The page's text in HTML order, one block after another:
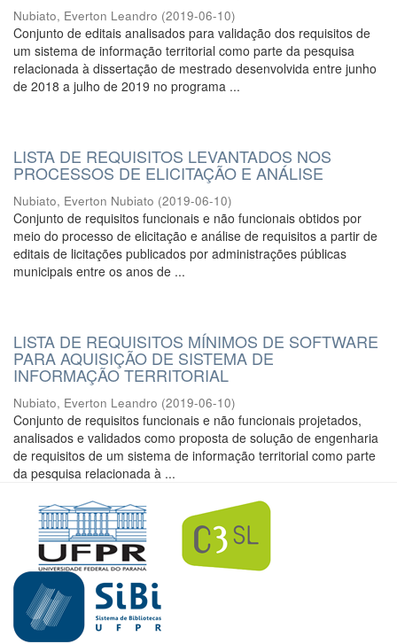
Nubiato, Everton Leandro (2019-06-10)
Conjunto de editais analisados para validação dos requisitos de
um sistema de informação territorial como parte da pesquisa
relacionada à dissertação de mestrado desenvolvida entre junho
de 2018 a julho de 2019 no programa ...
LISTA DE REQUISITOS LEVANTADOS NOS
PROCESSOS DE ELICITAÇÃO E ANÁLISE
Nubiato, Everton Nubiato (2019-06-10)
Conjunto de requisitos funcionais e não funcionais obtidos por
meio do processo de elicitação e análise de requisitos a partir de
editais de licitações publicados por administrações públicas
municipais entre os anos de ...
LISTA DE REQUISITOS MÍNIMOS DE SOFTWARE
PARA AQUISIÇÃO DE SISTEMA DE
INFORMAÇÃO TERRITORIAL
Nubiato, Everton Leandro (2019-06-10)
Conjunto de requisitos funcionais e não funcionais projetados,
analisados e validados como proposta de solução de engenharia
de requisitos de um sistema de informação territorial como parte
da pesquisa relacionada à ...